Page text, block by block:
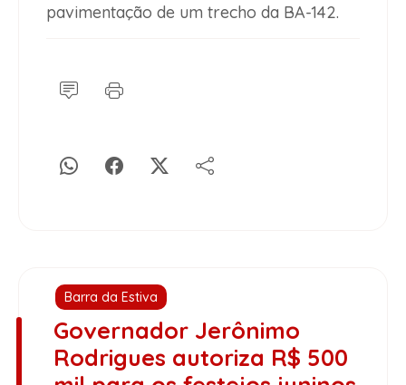
pavimentação de um trecho da BA-142.
Barra da Estiva
Governador Jerônimo
Rodrigues autoriza R$ 500